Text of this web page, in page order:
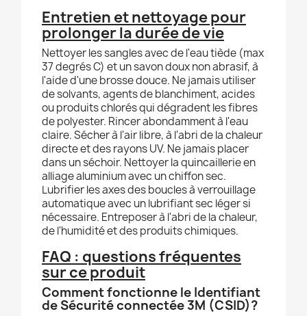
Entretien et nettoyage pour
prolonger la durée de vie
Nettoyer les sangles avec de l'eau tiède (max
37 degrés C) et un savon doux non abrasif, à
l'aide d'une brosse douce. Ne jamais utiliser
de solvants, agents de blanchiment, acides
ou produits chlorés qui dégradent les fibres
de polyester. Rincer abondamment à l'eau
claire. Sécher à l'air libre, à l'abri de la chaleur
directe et des rayons UV. Ne jamais placer
dans un séchoir. Nettoyer la quincaillerie en
alliage aluminium avec un chiffon sec.
Lubrifier les axes des boucles à verrouillage
automatique avec un lubrifiant sec léger si
nécessaire. Entreposer à l'abri de la chaleur,
de l'humidité et des produits chimiques.
FAQ : questions fréquentes
sur ce produit
Comment fonctionne le Identifiant
de Sécurité connectée 3M (CSID)?